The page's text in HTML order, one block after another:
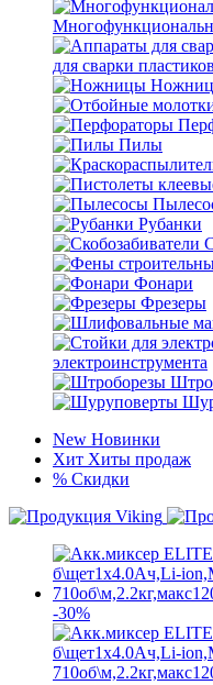
для сварки
Пилы
Рубанки
Фонари
Фрезеры
электроинструмента
New Новинки
Хит Хиты продаж
% Скидки
-30%